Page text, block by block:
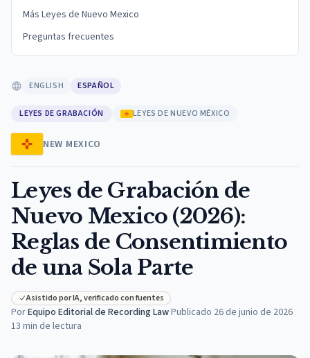
Más Leyes de Nuevo Mexico
Preguntas frecuentes
ENGLISH ESPAÑOL
LEYES DE GRABACIÓN LEYES DE NUEVO MÉXICO
NEW MEXICO
Leyes de Grabación de
Nuevo Mexico (2026):
Reglas de Consentimiento
de una Sola Parte
Asistido por IA, verificado con fuentes
PorEquipo Editorial de Recording Law·Publicado 26 de junio de 2026
13 min de lectura